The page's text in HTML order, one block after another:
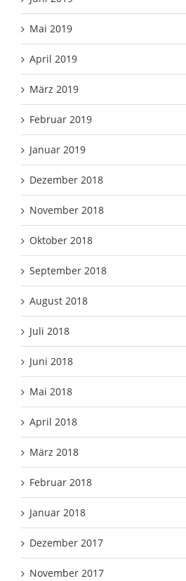
Mai 2019
April 2019
März 2019
Februar 2019
Januar 2019
Dezember 2018
November 2018
Oktober 2018
September 2018
August 2018
Juli 2018
Juni 2018
Mai 2018
April 2018
März 2018
Februar 2018
Januar 2018
Dezember 2017
November 2017